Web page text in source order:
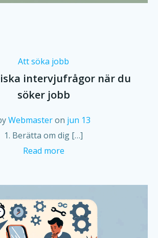
Att söka jobb
intervjufrågor när du
söker jobb
Webmaster on jun 13
1. Berätta om dig […]
Read more